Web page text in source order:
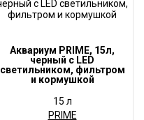
Аквариум PRIME, 15л,
черный с LED
светильником, фильтром
и кормушкой
15 л
PRIME